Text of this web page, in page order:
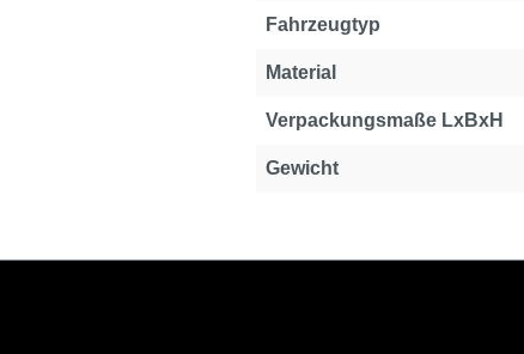
Fahrzeugtyp
Material
Verpackungsmaße LxBxH
Gewicht